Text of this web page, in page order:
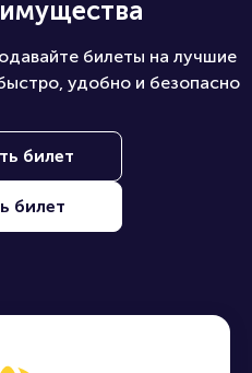
билеты на лучшие
удобно и безопасно
билет
билет